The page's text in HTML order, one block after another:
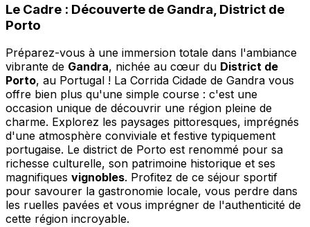
Le Cadre : Découverte de Gandra, District de
Porto
Préparez-vous à une immersion totale dans l'ambiance
vibrante de Gandra, nichée au cœur du District de
Porto, au Portugal ! La Corrida Cidade de Gandra vous
offre bien plus qu'une simple course : c'est une
occasion unique de découvrir une région pleine de
charme. Explorez les paysages pittoresques, imprégnés
d'une atmosphère conviviale et festive typiquement
portugaise. Le district de Porto est renommé pour sa
richesse culturelle, son patrimoine historique et ses
magnifiques vignobles. Profitez de ce séjour sportif
pour savourer la gastronomie locale, vous perdre dans
les ruelles pavées et vous imprégner de l'authenticité de
cette région incroyable.